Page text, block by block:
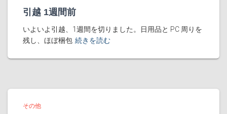
引越 1週間前
いよいよ引越、1週間を切りました。日用品と PC 周りを
残し、ほぼ梱包 続きを読む
その他